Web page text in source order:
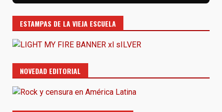
ESTAMPAS DE LA VIEJA ESCUELA
NOVEDAD EDITORIAL